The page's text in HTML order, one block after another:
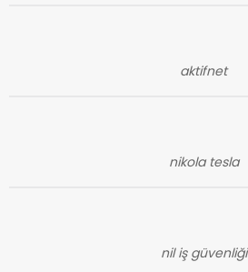
aktifnet
nikola tesla
nil iş güvenliği